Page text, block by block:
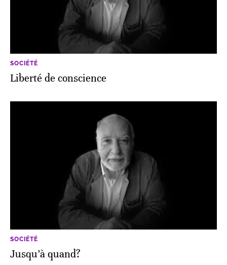
SOCIÉTÉ
Liberté de conscience
SOCIÉTÉ
Jusqu’à quand?